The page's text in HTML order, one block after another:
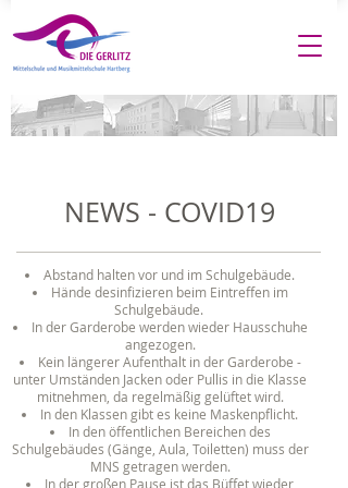
NEWS - COVID19
Abstand halten vor und im Schulgebäude.
Hände desinfizieren beim Eintreffen im
Schulgebäude.
In der Garderobe werden wieder Hausschuhe
angezogen.
Kein längerer Aufenthalt in der Garderobe -
unter Umständen Jacken oder Pullis in die Klasse
mitnehmen, da regelmäßig gelüftet wird.
In den Klassen gibt es keine Maskenpflicht.
In den öffentlichen Bereichen des
Schulgebäudes (Gänge, Aula, Toiletten) muss der
MNS getragen werden.
In der großen Pause ist das Büffet wieder